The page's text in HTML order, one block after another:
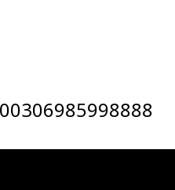
00306985998888